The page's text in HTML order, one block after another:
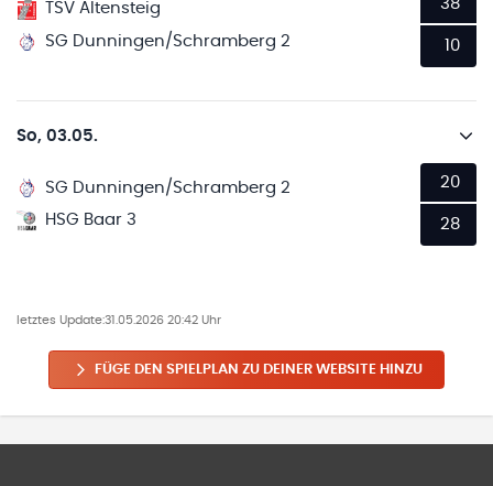
TSV Altensteig
SG Dunningen/Schramberg 2
38
10
So, 03.05.
SG Dunningen/Schramberg 2
HSG Baar 3
20
28
letztes Update:31.05.2026 20:42 Uhr
FÜGE DEN SPIELPLAN ZU DEINER WEBSITE HINZU